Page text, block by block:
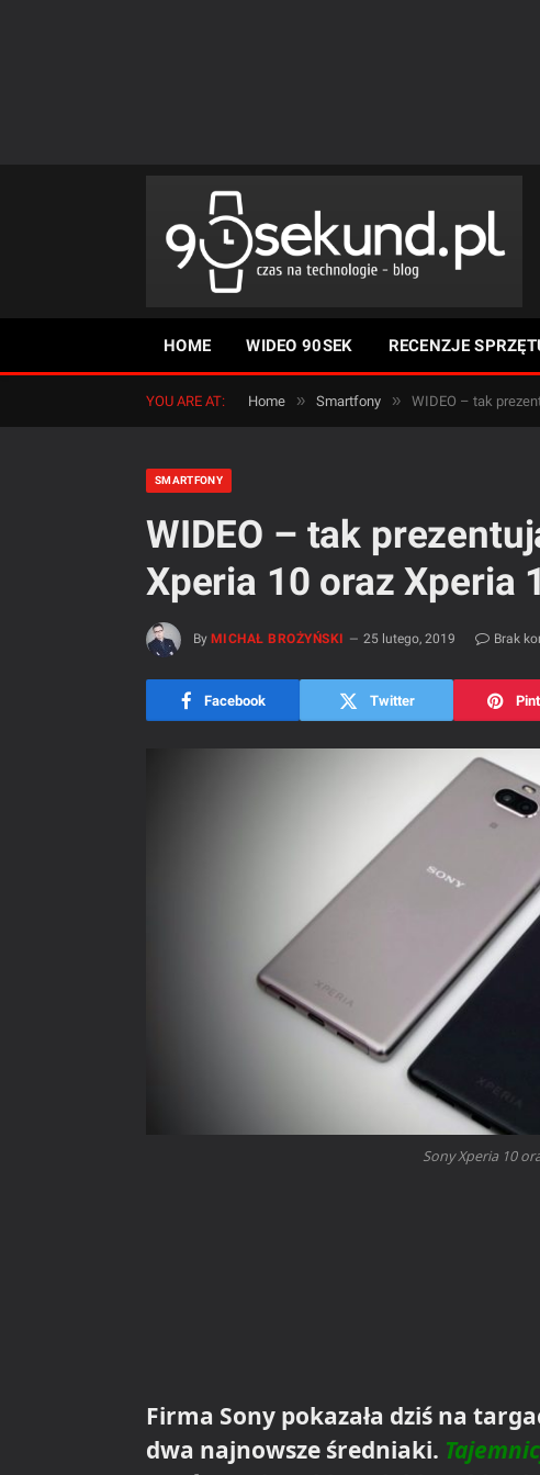
HOME WIDEO 90SEK RECENZJE
YOU ARE AT: Home » Smartfony » WIDEO – tak
SMARTFONY
WIDEO – tak
Xperia 10 oraz Xperia
By MICHAŁ BROŻYŃSKI 25 lutego, 2019 Brak
Facebook Twitter
Sony Xperia 10
Firma Sony pokazała dziś na
dwa najnowsze średniaki.